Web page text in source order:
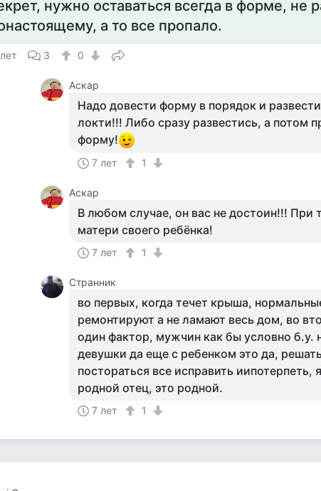
нужно оставаться всегда в форме, не
а то все пропало.
3 0
Аскар
Надо довести форму в порядок и
локти!!! Либо сразу развестись, а потом
форму!
7 лет 1
Аскар
В любом случае, он вас не достоин!!! При
матери своего ребёнка!
7 лет 1
Странник
во первых, когда течет крыша,
ремонтируют а не ламают весь дом, во
один фактор, мужчин как бы условно б.у.
девушки да еще с ребенком это да,
постораться все исправить
родной отец, это родной.
7 лет 1